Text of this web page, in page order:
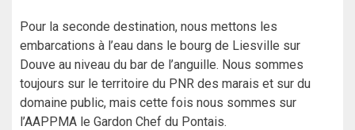
Pour la seconde destination, nous mettons les
embarcations à l’eau dans le bourg de Liesville sur
Douve au niveau du bar de l’anguille. Nous sommes
toujours sur le territoire du PNR des marais et sur du
domaine public, mais cette fois nous sommes sur
l’AAPPMA le Gardon Chef du Pontais.